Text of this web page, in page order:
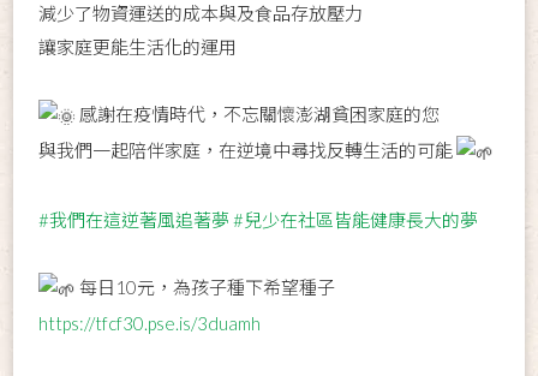
減少了物資運送的成本與及食品存放壓力
讓家庭更能生活化的運用
感謝在疫情時代，不忘關懷澎湖貧困家庭的您
與我們一起陪伴家庭，在逆境中尋找反轉生活的可能
#我們在這逆著風追著夢 #兒少在社區皆能健康長大的夢
每日10元，為孩子種下希望種子
https://tfcf30.pse.is/3duamh